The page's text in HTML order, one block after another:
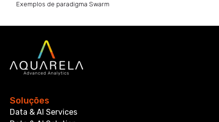
Exemplos de paradigma Swarm
Soluções
Data & AI Services